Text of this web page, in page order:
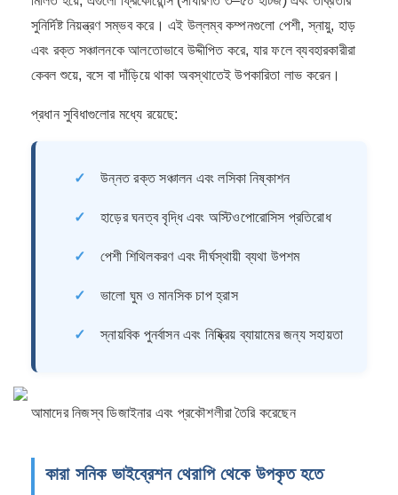
সুনির্দিষ্ট নিয়ন্ত্রণ সম্ভব করে। এই উল্লম্ব কম্পনগুলো পেশী, স্নায়ু, হাড়
এবং রক্ত ​​সঞ্চালনকে আলতোভাবে উদ্দীপিত করে, যার ফলে ব্যবহারকারীরা
কেবল শুয়ে, বসে বা দাঁড়িয়ে থাকা অবস্থাতেই উপকারিতা লাভ করেন।
প্রধান সুবিধাগুলোর মধ্যে রয়েছে:
✓ উন্নত রক্ত ​​সঞ্চালন এবং লসিকা নিষ্কাশন
✓ হাড়ের ঘনত্ব বৃদ্ধি এবং অস্টিওপোরোসিস প্রতিরোধ
✓ পেশী শিথিলকরণ এবং দীর্ঘস্থায়ী ব্যথা উপশম
✓ ভালো ঘুম ও মানসিক চাপ হ্রাস
✓ স্নায়বিক পুনর্বাসন এবং নিষ্ক্রিয় ব্যায়ামের জন্য সহায়তা
আমাদের নিজস্ব ডিজাইনার এবং প্রকৌশলীরা তৈরি করেছেন
কারা সনিক ভাইব্রেশন থেরাপি থেকে উপকৃত হতে